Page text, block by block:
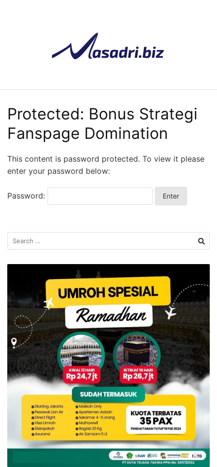
Protected: Bonus Strategi
Fanspage Domination
This content is password protected. To view it please
enter your password below:
Password:
Search
for: